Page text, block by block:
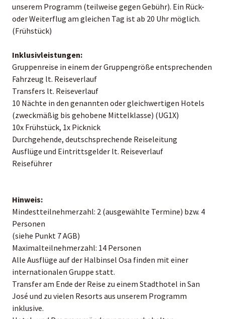
unserem Programm (teilweise gegen Gebühr). Ein Rück-
oder Weiterflug am gleichen Tag ist ab 20 Uhr möglich.
(Frühstück)
Inklusivleistungen:
Gruppenreise in einem der Gruppengröße entsprechenden
Fahrzeug lt. Reiseverlauf
Transfers lt. Reiseverlauf
10 Nächte in den genannten oder gleichwertigen Hotels
(zweckmäßig bis gehobene Mittelklasse) (UG1X)
10x Frühstück, 1x Picknick
Durchgehende, deutschsprechende Reiseleitung
Ausflüge und Eintrittsgelder lt. Reiseverlauf
Reiseführer
Hinweis:
Mindestteilnehmerzahl: 2 (ausgewählte Termine) bzw. 4
Personen
(siehe Punkt 7 AGB)
Maximalteilnehmerzahl: 14 Personen
Alle Ausflüge auf der Halbinsel Osa finden mit einer
internationalen Gruppe statt.
Transfer am Ende der Reise zu einem Stadthotel in San
José und zu vielen Resorts aus unserem Programm
inklusive.